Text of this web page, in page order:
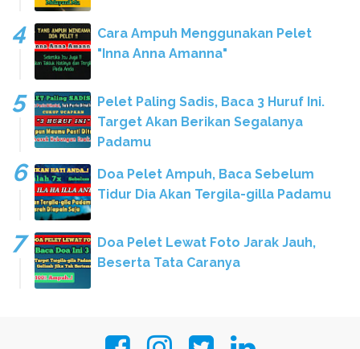
Cara Ampuh Menggunakan Pelet
"Inna Anna Amanna"
Pelet Paling Sadis, Baca 3 Huruf Ini.
Target Akan Berikan Segalanya
Padamu
Doa Pelet Ampuh, Baca Sebelum
Tidur Dia Akan Tergila-gilla Padamu
Doa Pelet Lewat Foto Jarak Jauh,
Beserta Tata Caranya